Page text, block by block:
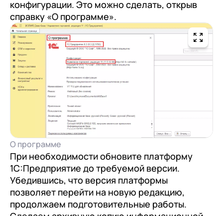
конфигурации. Это можно сделать, открыв
справку «О программе».
О программе
При необходимости обновите платформу
1С:Предприятие до требуемой версии.
Убедившись, что версия платформы
позволяет перейти на новую редакцию,
продолжаем подготовительные работы.